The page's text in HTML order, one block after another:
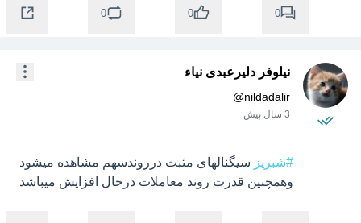
0
0
0
نیلوفر دلیرعبدی نیاء
@nildadalir
3 سال پیش
#شبریز
وهمچنین قدرت روند معاملات درحال افزایش میباشد